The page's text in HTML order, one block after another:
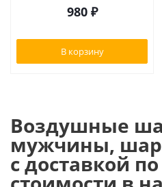
980₽
В корзину
Воздушные
мужчины,
с доставкой